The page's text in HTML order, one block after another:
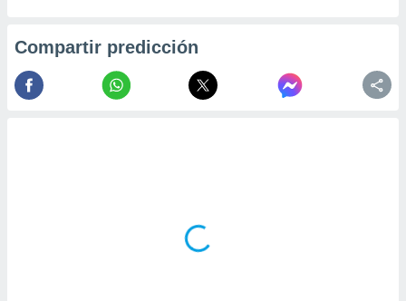
Compartir predicción